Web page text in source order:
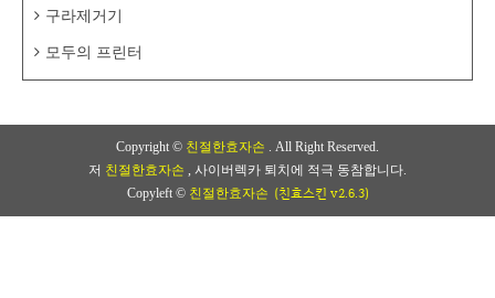
구라제거기
모두의 프린터
Copyright © 친절한효자손 . All Right Reserved.
저 친절한효자손 , 사이버렉카 퇴치에 적극 동참합니다.
Copyleft © 친절한효자손 (친효스킨 v2.6.3)